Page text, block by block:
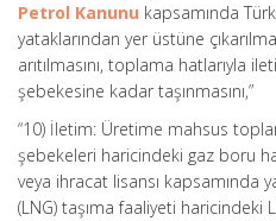
Petrol Kanunu kapsamında
yataklarından yer üstüne
arıtılmasını, toplama hatlarıyla
şebekesine kadar taşınmasını,”
“10) İletim: Üretime mahsus
şebekeleri haricindeki gaz boru
veya ihracat lisansı kapsamında
(LNG) taşıma faaliyeti haricindeki